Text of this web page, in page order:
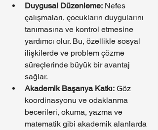
Duygusal Düzenleme: Nefes
çalışmaları, çocukların duygularını
tanımasına ve kontrol etmesine
yardımcı olur. Bu, özellikle sosyal
ilişkilerde ve problem çözme
süreçlerinde büyük bir avantaj
sağlar.
Akademik Başarıya Katkı: Göz
koordinasyonu ve odaklanma
becerileri, okuma, yazma ve
matematik gibi akademik alanlarda